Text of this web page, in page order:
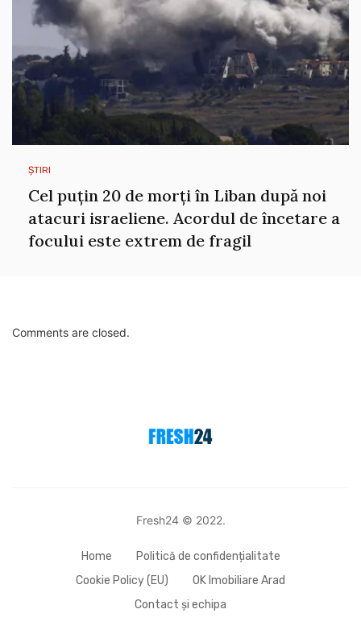
ȘTIRI
Cel puțin 20 de morți în Liban după noi
atacuri israeliene. Acordul de încetare a
focului este extrem de fragil
Comments are closed.
Fresh24 © 2022.
Home
Politică de confidențialitate
Cookie Policy (EU)
OK Imobiliare Arad
Contact și echipa